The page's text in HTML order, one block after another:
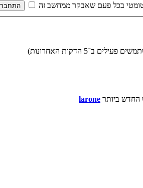
בכל פעם שאבקר ממחשב זה
ביותר larone